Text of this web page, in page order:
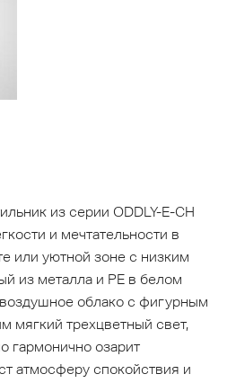
из серии ODDLY-E-CH
и мечтательности в
или уютной зоне с низким
из металла и PE в белом
облако с фигурным
мягкий трехцветный свет,
гармонично озарит
атмосферу спокойствия и